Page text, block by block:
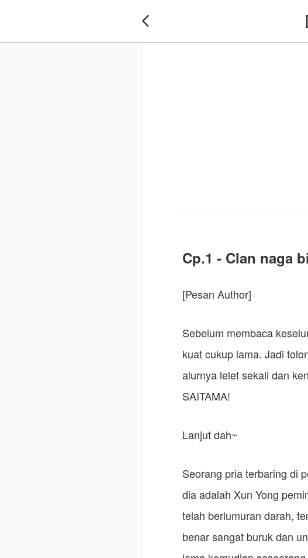

Cp.1 - Clan naga
[Pesan Author]
Sebelum membaca
kuat cukup lama. Jadi
alurnya lelet sekali dan
SAITAMA!
Lanjut dah~
Seorang pria terbaring di
dia adalah Xun Yong
telah berlumuran darah,
benar sangat buruk dan